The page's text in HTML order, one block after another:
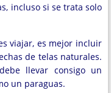
incluso si se trata solo
viajar, es mejor incluir
de telas naturales.
llevar consigo un
un paraguas.